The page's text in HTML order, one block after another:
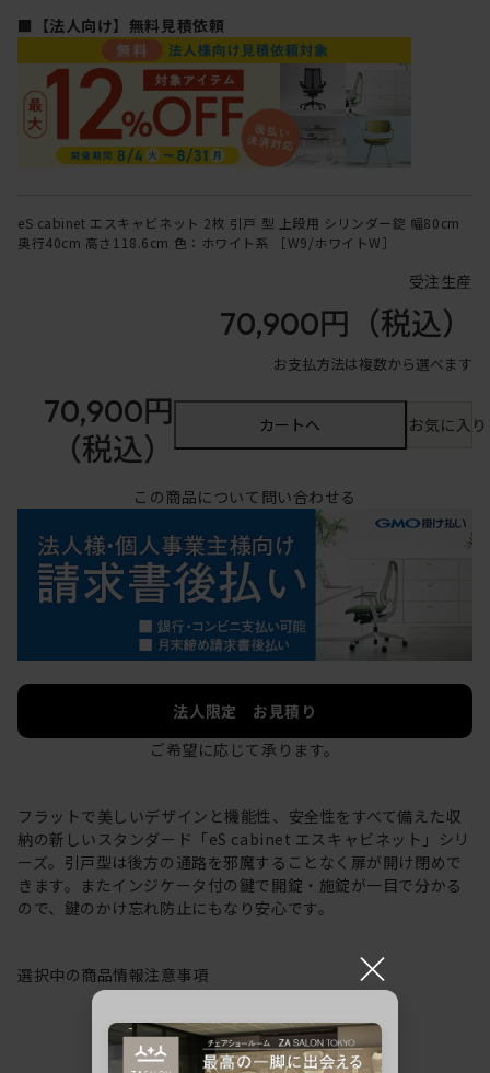
■【法人向け】無料見積依頼
eS cabinet エスキャビネット 2枚 引戸 型 上段用 シリンダー錠 幅80cm
奥行40cm 高さ118.6cm 色：ホワイト系 ［W9/ホワイトW］
受注生産
70,900円 （税込）
お支払方法は複数から選べます
70,900円
（税込）
カートへ お気に入
この商品について問い合わせる
法人限定 お見積り
ご希望に応じて承ります。
フラットで美しいデザインと機能性、安全性をすべて備えた収
納の新しいスタンダード「eS cabinet エスキャビネット」シリ
ーズ。引戸型は後方の通路を邪魔することなく扉が開け閉めで
きます。またインジケータ付の鍵で開錠・施錠が一目で分かる
ので、鍵のかけ忘れ防止にもなり安心です。
選択中の商品情報注意事項 ×